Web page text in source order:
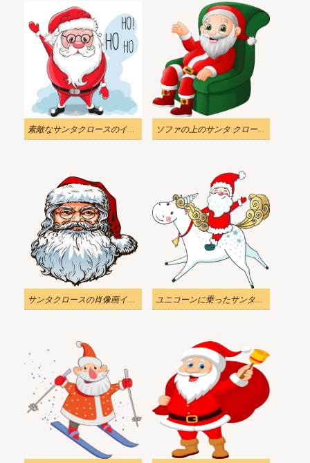
素敵なサンタクロースのイラスト ソファの上のサンタ クロースのイラスト透明
サンタクロースの肖像画イラスト透明 ユニコーンに乗ったサンタクロースのイラスト透明